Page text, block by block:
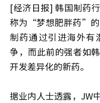
[经济日报] 韩国制药
称为“梦想肥胖药”的
制药通过引进海外有
争，而此前的强者如
开发差异化的新药。
据业内人士透露，JW